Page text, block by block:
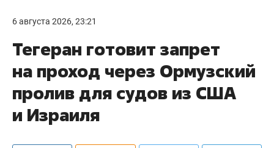
6 августа 2026, 23:21
Тегеран готовит запрет
на проход через Ормузский
пролив для судов из США
и Израиля